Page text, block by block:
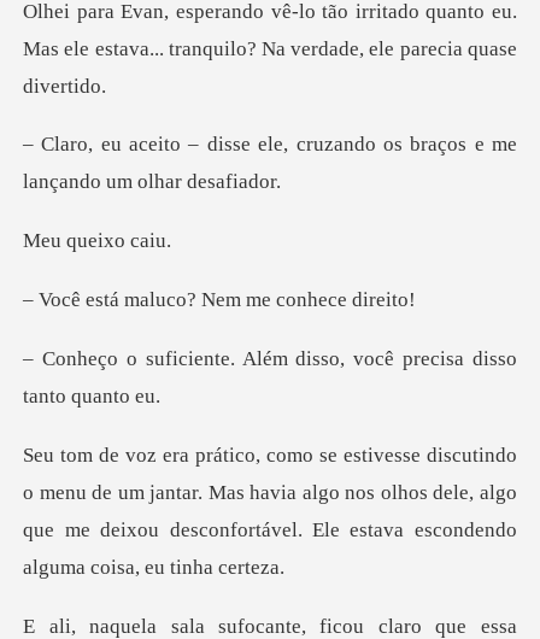
ado quanto eu.
Mas ele estava... tranquilo
le, cruzando os braços e me
ueixo
luco? Nem me c
Além disso, você precisa
um jantar. Mas havia algo nos olhos dele, algo
que me deixou desc
ro que essa